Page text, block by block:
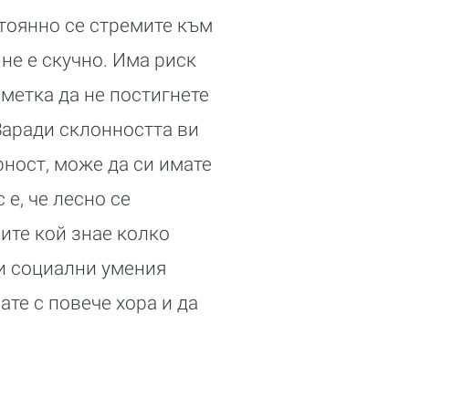
се стремите към
е скучно. Има риск
да не постигнете
склонността ви
може да си имате
че лесно се
кой знае колко
социални умения
с повече хора и да